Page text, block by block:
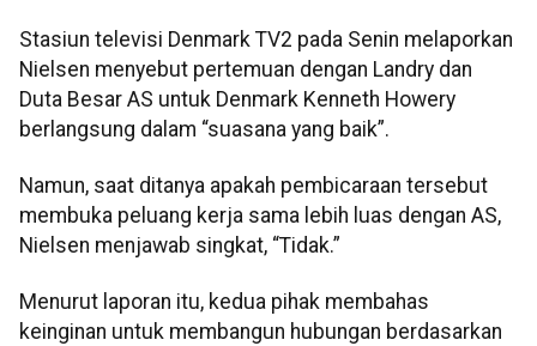
Stasiun televisi Denmark TV2 pada Senin melaporkan
Nielsen menyebut pertemuan dengan Landry dan
Duta Besar AS untuk Denmark Kenneth Howery
berlangsung dalam “suasana yang baik”.
Namun, saat ditanya apakah pembicaraan tersebut
membuka peluang kerja sama lebih luas dengan AS,
Nielsen menjawab singkat, “Tidak.”
Menurut laporan itu, kedua pihak membahas
keinginan untuk membangun hubungan berdasarkan